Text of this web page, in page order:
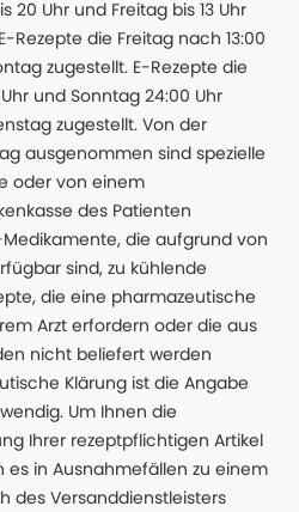
20 Uhr und Freitag bis 13 Uhr
Rezepte die Freitag nach 13:00
zugestellt. E-Rezepte die
und Sonntag 24:00 Uhr
zugestellt. Von der
ausgenommen sind spezielle
oder von einem
des Patienten
die aufgrund von
sind, zu kühlende
die eine pharmazeutische
Arzt erfordern oder die aus
nicht beliefert werden
Klärung ist die Angabe
Um Ihnen die
Ihrer rezeptpflichtigen Artikel
es in Ausnahmefällen zu einem
des Versanddienstleisters